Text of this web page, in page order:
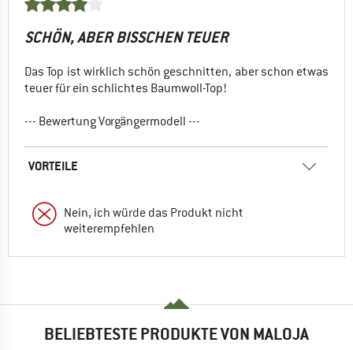
SCHÖN, ABER BISSCHEN TEUER
Das Top ist wirklich schön geschnitten, aber schon etwas
teuer für ein schlichtes Baumwoll-Top!
--- Bewertung Vorgängermodell ---
VORTEILE
Nein, ich würde das Produkt nicht
weiterempfehlen
BELIEBTESTE PRODUKTE VON MALOJA